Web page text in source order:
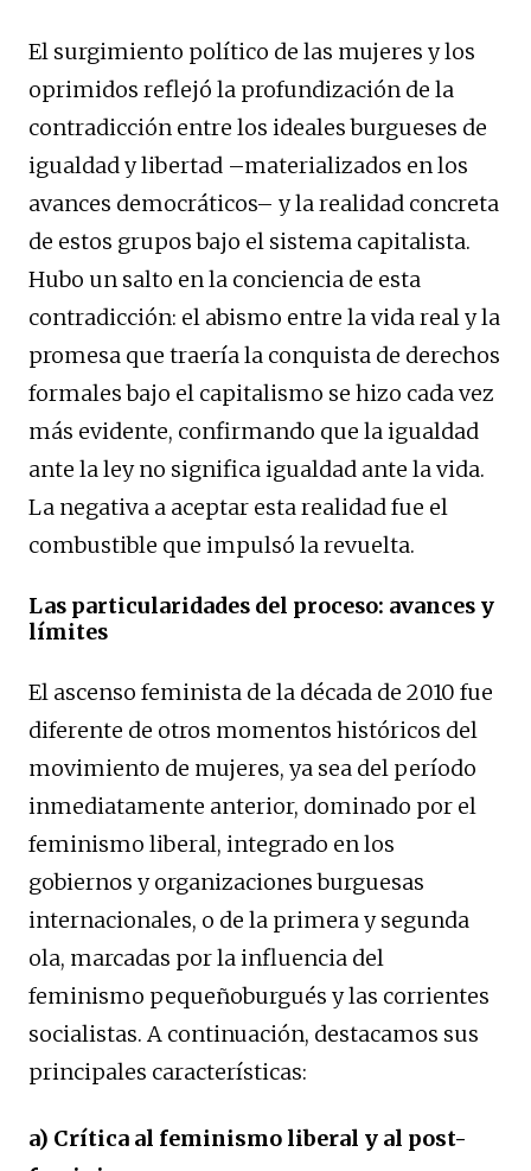
El surgimiento político de las mujeres y los
oprimidos reflejó la profundización de la
contradicción entre los ideales burgueses de
igualdad y libertad –materializados en los
avances democráticos– y la realidad concreta
de estos grupos bajo el sistema capitalista.
Hubo un salto en la conciencia de esta
contradicción: el abismo entre la vida real y la
promesa que traería la conquista de derechos
formales bajo el capitalismo se hizo cada vez
más evidente, confirmando que la igualdad
ante la ley no significa igualdad ante la vida.
La negativa a aceptar esta realidad fue el
combustible que impulsó la revuelta.
Las particularidades del proceso: avances y
límites
El ascenso feminista de la década de 2010 fue
diferente de otros momentos históricos del
movimiento de mujeres, ya sea del período
inmediatamente anterior, dominado por el
feminismo liberal, integrado en los
gobiernos y organizaciones burguesas
internacionales, o de la primera y segunda
ola, marcadas por la influencia del
feminismo pequeñoburgués y las corrientes
socialistas. A continuación, destacamos sus
principales características:
a) Crítica al feminismo liberal y al post-